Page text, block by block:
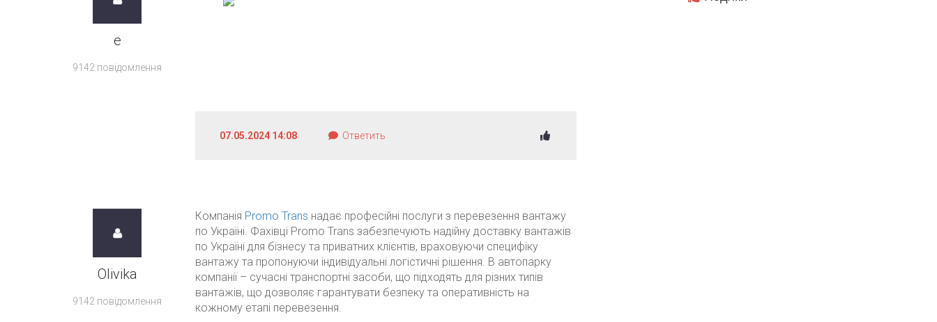
e
9142 повідомлення
07.05.2024 14:08 Ответить
Olivika
9142 повідомлення
Компанія Promo Trans надає професійні послуги з перевезення вантажу
по Україні. Фахівці Promo Trans забезпечують надійну доставку вантажів
по Україні для бізнесу та приватних клієнтів, враховуючи специфіку
вантажу та пропонуючи індивідуальні логістичні рішення. В автопарку
компанії – сучасні транспортні засоби, що підходять для різних типів
вантажів, що дозволяє гарантувати безпеку та оперативність на
кожному етапі перевезення.